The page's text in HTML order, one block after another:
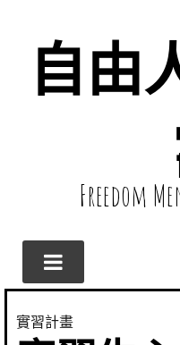
自由
Freedom
實習計畫